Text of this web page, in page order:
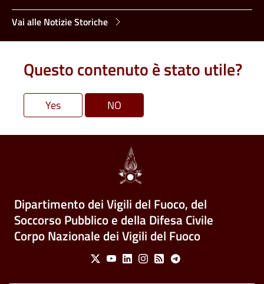
Vai alle Notizie Storiche
Questo contenuto è stato utile?
Dipartimento dei Vigili del Fuoco, del
Soccorso Pubblico e della Difesa Civile
Corpo Nazionale dei Vigili del Fuoco
Social Menu
X YoutubeLinkedinInstagram
Feed Telegram